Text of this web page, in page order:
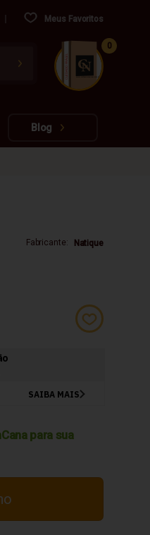
Meus Favoritos
www.cachacarianacional.com.br
CUIDADO FRÁGIL
0
Blog
Fabricante:
Natique
para sua